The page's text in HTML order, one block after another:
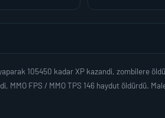
105450 kadar XP kazandi, zombilere
FPS / MMO TPS 146 haydut öldürdü.